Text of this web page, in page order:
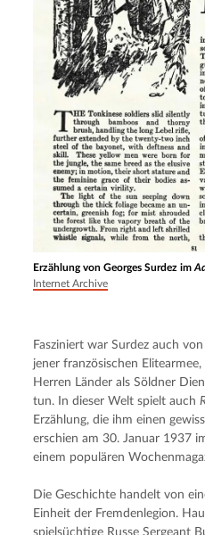
Erzählung von Georges Surdez im
Internet Archive
Fasziniert war Surdez auch
jener französischen
Herren Länder als Söldner
tun. In dieser Welt spielt auch
Erzählung, die ihm einen
erschien am 30. Januar 1937
einem populären
Die Geschichte handelt von
Einheit der Fremdenlegion.
spielsüchtige Russe Sergeant